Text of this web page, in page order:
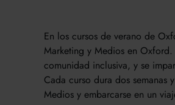
En los cursos de verano de
Marketing y Medios en
comunidad inclusiva, y se
Cada curso dura dos
Medios y embarcarse en un